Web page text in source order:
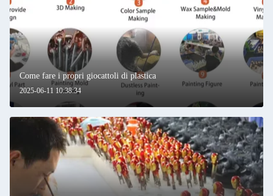
2025-06-11 10:38:34
Come fare i propri giocattoli di plastica